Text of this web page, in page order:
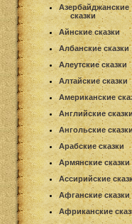
Азербайджанские
сказки
Айнские сказки
Албанские сказки
Алеутские сказки
Алтайские сказки
Американские
Английские
Ангольские
Арабские сказки
Армянские сказки
Ассирийские
Афганские сказки
Африканские